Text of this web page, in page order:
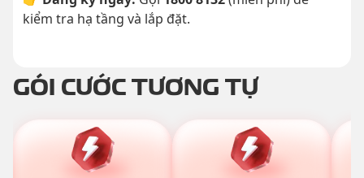
kiểm tra hạ tầng và lắp đặt.
GÓI CƯỚC TƯƠNG TỰ